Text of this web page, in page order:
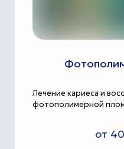
Лечение кариеса и
фотополимерной
от